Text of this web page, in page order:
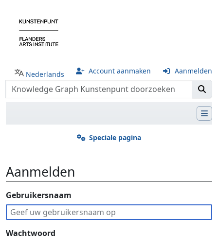
Nederlands Account aanmaken Aanmelden
Speciale pagina
Aanmelden
Ga naar:navigatie,
Gebruikersnaam
Wachtwoord